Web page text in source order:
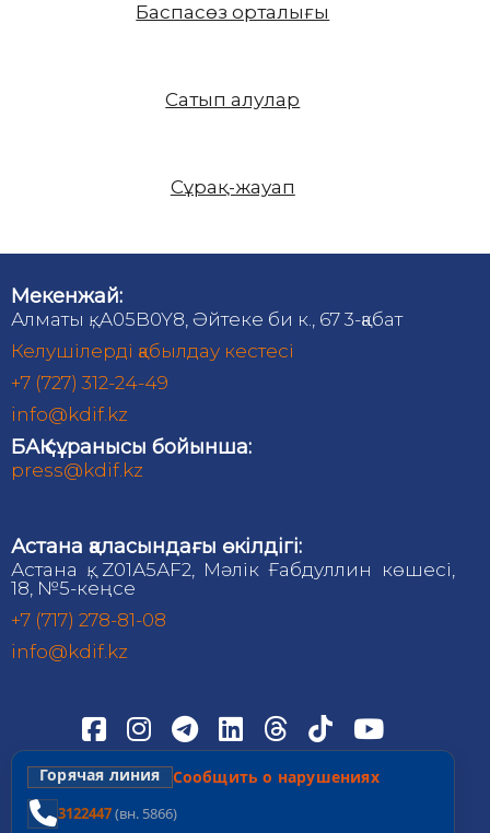
Баспасөз орталығы
Сатып алулар
Сұрақ-жауап
Мекенжай:
Алматы қ., A05B0Y8, Әйтеке би к., 67 3-қабат
Келушілерді қабылдау кестесі
+7 (727) 312-24-49
info@kdif.kz
БАҚ сұранысы бойынша:
press@kdif.kz
Астана қаласындағы өкілдігі:
Астана қ., Z01А5АF2, Мәлік Ғабдуллин көшесі,
18, №5-кеңсе
+7 (717) 278-81-08
info@kdif.kz
Горячая линия Сообщить о нарушениях
3122447(вн. 5866)